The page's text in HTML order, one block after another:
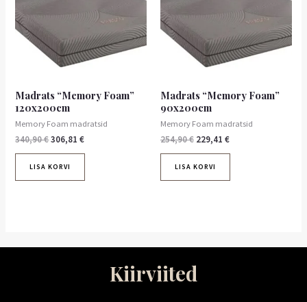
Madrats “Memory Foam”
120x200cm
Memory Foam madratsid
340,90€306,81€
LISA KORVI
Madrats “Memory Foam”
90x200cm
Memory Foam madratsid
254,90€ 229,41 €
LISA KORVI
Kiirviited